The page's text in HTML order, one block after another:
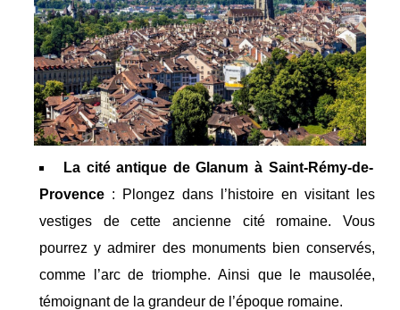
La cité antique de Glanum à Saint-Rémy-de-
Provence: Plongez dans l’histoire en visitant les
vestiges de cette ancienne cité romaine. Vous
pourrez y admirer des monuments bien conservés,
comme l’arc de triomphe. Ainsi que le mausolée,
témoignant de la grandeur de l’époque romaine.